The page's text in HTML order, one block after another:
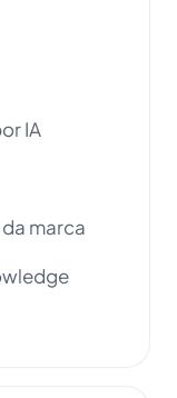
IA
marca